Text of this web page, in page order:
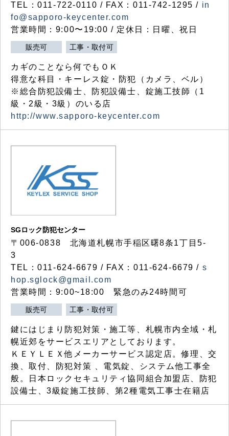
TEL：011-722-0110 / FAX：011-742-1295 / in
fo@sapporo-keycenter.com
営業時間：9:00〜19:00 / 定休日：日曜、祝日
販売可 工事・取付可
カギのことなら何でもＯＫ
得意な科目・キーレス錠・防犯（カメラ、ベル）
※総合防犯設備士、防犯設備士、錠施工技師（1
級・2級・3級）のいる店
http://www.sapporo-keycenter.com
SGロック防犯センター
〒006-0838 北海道札幌市手稲区曙8条1丁目5-
3
TEL：011-624-6679 / FAX：011-624-6679 / s
hop.sglock@gmail.com
営業時間：9:00~18:00 緊急のみ24時間可
販売可 工事・取付可
鍵にはじまり防犯対策・施工等、札幌市内全域・札
幌近郊をサービスエリアとしております。
ＫＥＹＬＥＸ他メーカーサービス認定店。修理、交
換、取付、防犯対策 、電気錠、システム他工事全
般。日本ロックセキュリティ協同組合加盟店、防犯
設備士、3級錠施工技師、第2種電気工事士在籍店